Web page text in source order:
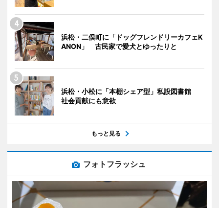
浜松・二俣町に「ドッグフレンドリーカフェK
ANON」 古民家で愛犬とゆったりと
浜松・小松に「本棚シェア型」私設図書館
社会貢献にも意欲
もっと見る
フォトフラッシュ